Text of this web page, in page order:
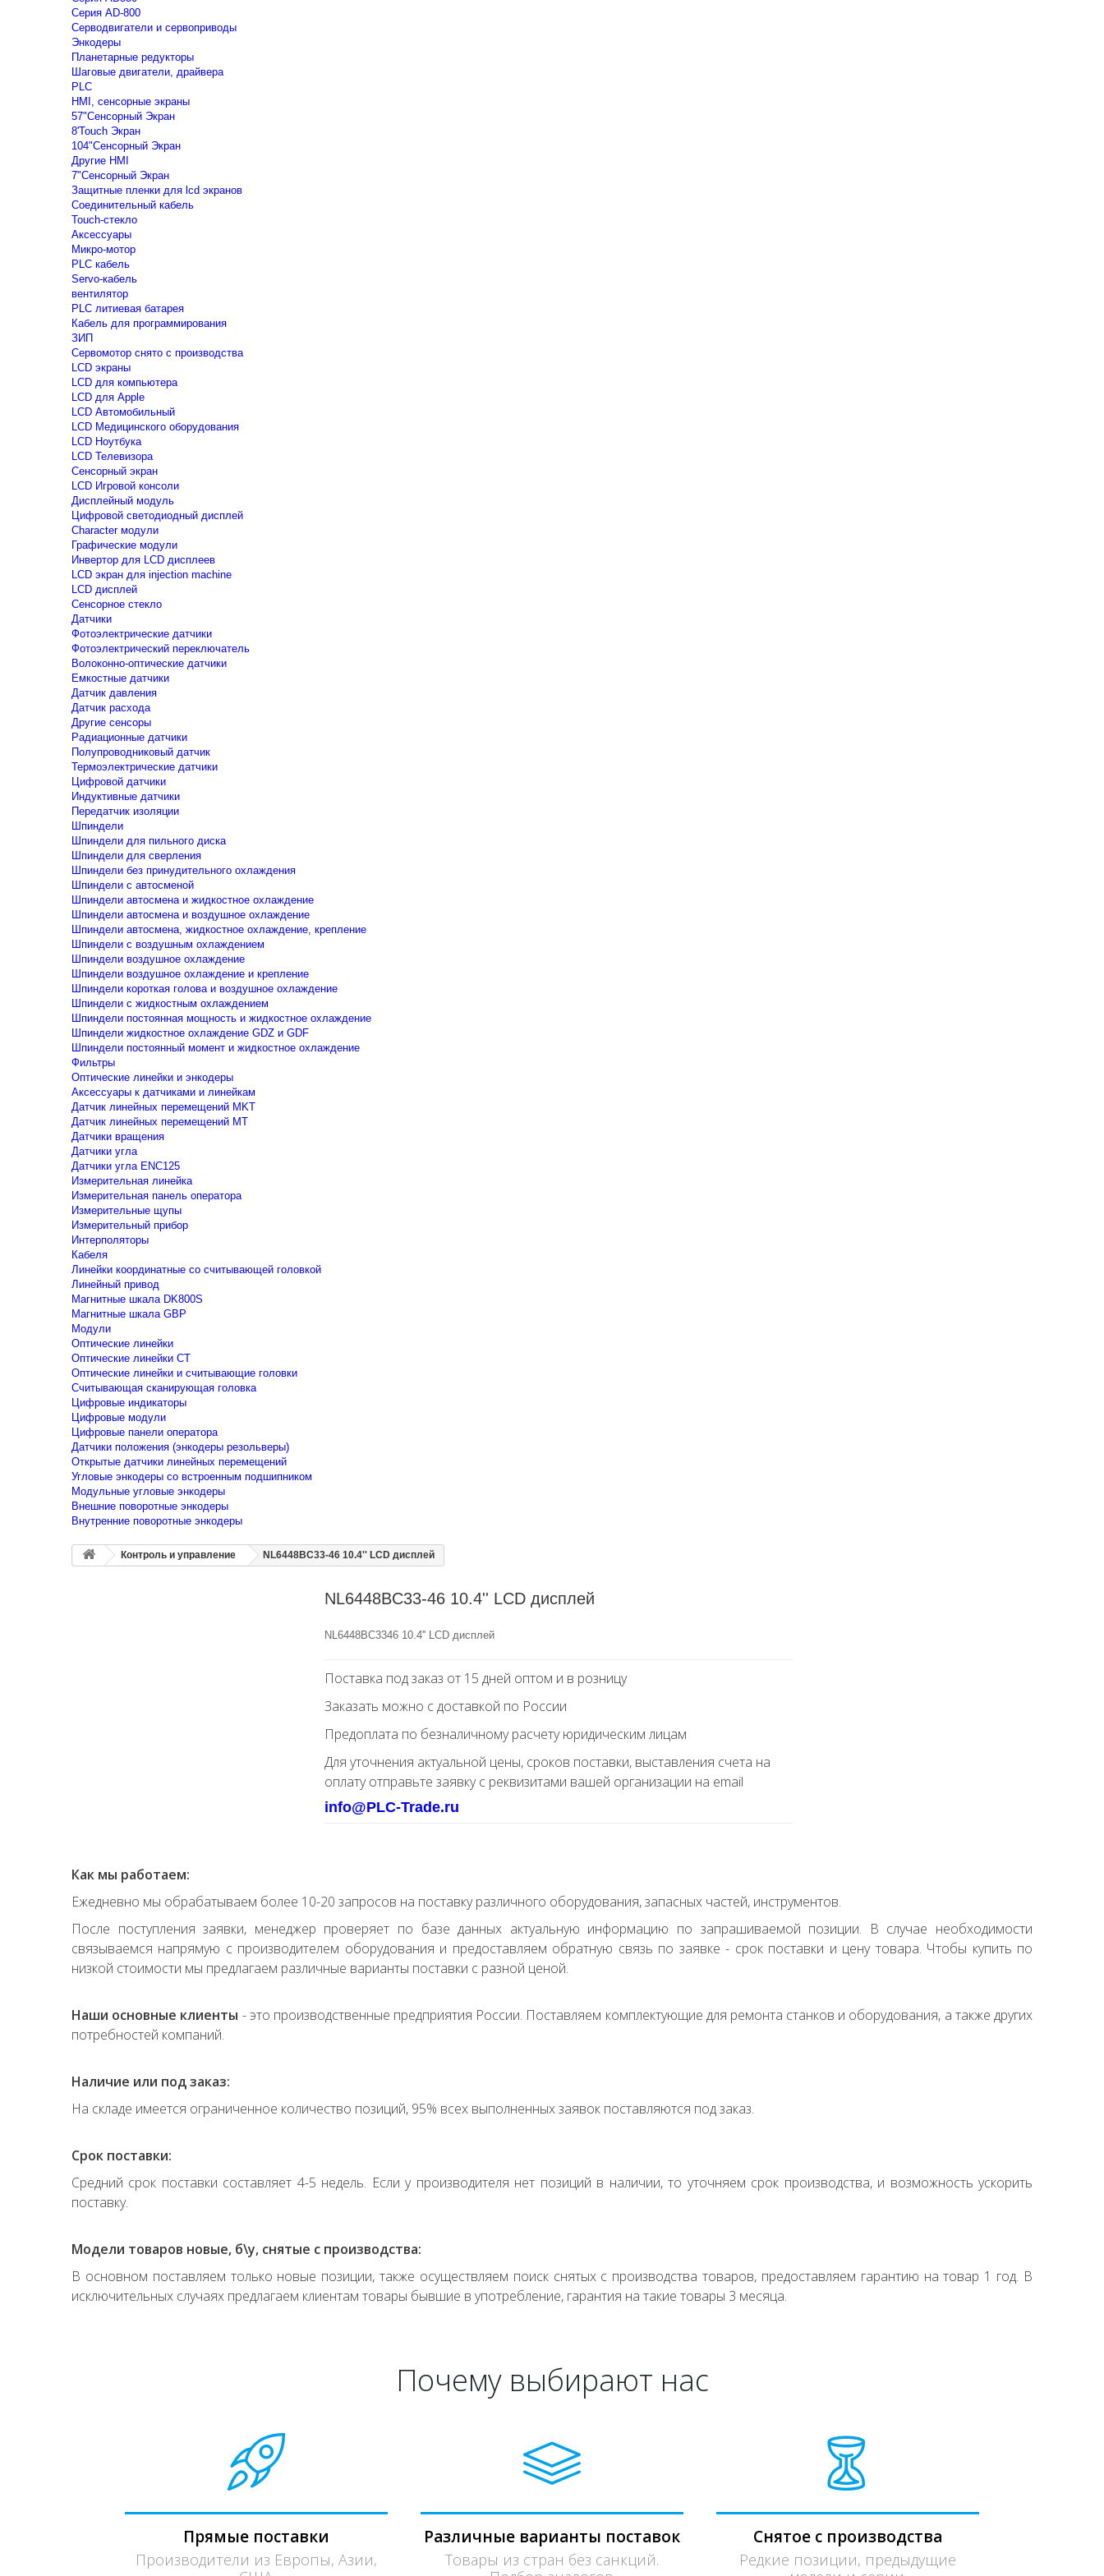
Серия AD-800
Серводвигатели и сервоприводы
Энкодеры
Планетарные редукторы
Шаговые двигатели, драйвера
PLC
HMI, сенсорные экраны
57"Сенсорный Экран
8'Touch Экран
104"Сенсорный Экран
Другие HMI
7"Сенсорный Экран
Защитные пленки для lcd экранов
Соединительный кабель
Touch-стекло
Аксессуары
Микро-мотор
PLC кабель
Servo-кабель
вентилятор
PLC литиевая батарея
Кабель для программирования
ЗИП
Сервомотор снято с производства
LCD экраны
LCD для компьютера
LCD для Apple
LCD Автомобильный
LCD Медицинского оборудования
LCD Ноутбука
LCD Телевизора
Сенсорный экран
LCD Игровой консоли
Дисплейный модуль
Цифровой светодиодный дисплей
Сharacter модули
Графические модули
Инвертор для LCD дисплеев
LCD экран для injection machine
LCD дисплей
Сенсорное стекло
Датчики
Фотоэлектрические датчики
Фотоэлектрический переключатель
Волоконно-оптические датчики
Емкостные датчики
Датчик давления
Датчик расхода
Другие сенсоры
Радиационные датчики
Полупроводниковый датчик
Термоэлектрические датчики
Цифровой датчики
Индуктивные датчики
Передатчик изоляции
Шпиндели
Шпиндели для пильного диска
Шпиндели для сверления
Шпиндели без принудительного охлаждения
Шпиндели с автосменой
Шпиндели автосмена и жидкостное охлаждение
Шпиндели автосмена и воздушное охлаждение
Шпиндели автосмена, жидкостное охлаждение, крепление
Шпиндели с воздушным охлаждением
Шпиндели воздушное охлаждение
Шпиндели воздушное охлаждение и крепление
Шпиндели короткая голова и воздушное охлаждение
Шпиндели с жидкостным охлаждением
Шпиндели постоянная мощность и жидкостное охлаждение
Шпиндели жидкостное охлаждение GDZ и GDF
Шпиндели постоянный момент и жидкостное охлаждение
Фильтры
Оптические линейки и энкодеры
Аксессуары к датчиками и линейкам
Датчик линейных перемещений MKT
Датчик линейных перемещений MT
Датчики вращения
Датчики угла
Датчики угла ENC125
Измерительная линейка
Измерительная панель оператора
Измерительные щупы
Измерительный прибор
Интерполяторы
Кабеля
Линейки координатные со считывающей головкой
Линейный привод
Магнитные шкала DK800S
Магнитные шкала GBP
Модули
Оптические линейки
Оптические линейки CT
Оптические линейки и считывающие головки
Считывающая сканирующая головка
Цифровые индикаторы
Цифровые модули
Цифровые панели оператора
Датчики положения (энкодеры резольверы)
Открытые датчики линейных перемещений
Угловые энкодеры со встроенным подшипником
Модульные угловые энкодеры
Внешние поворотные энкодеры
Внутренние поворотные энкодеры
Контроль и управление NL6448BC33-46 10.4'' LCD дисплей
NL6448BC33-46 10.4'' LCD дисплей
NL6448BC3346 10.4'' LCD дисплей
Поставка под заказ от 15 дней оптом и в розницу
Заказать можно с доставкой по России
Предоплата по безналичному расчету юридическим лицам
Для уточнения актуальной цены, сроков поставки, выставления счета на
оплату отправьте заявку с реквизитами вашей организации на email
info@PLC-Trade.ru
Как мы работаем:
Ежедневно мы обрабатываем более 10-20 запросов на поставку различного оборудования, запасных частей, инструментов.
После поступления заявки, менеджер проверяет по базе данных актуальную информацию по запрашиваемой позиции. В случае необходимости
связываемся напрямую с производителем оборудования и предоставляем обратную связь по заявке - срок поставки и цену товара. Чтобы купить по
низкой стоимости мы предлагаем различные варианты поставки с разной ценой.
Наши основные клиенты - это производственные предприятия России. Поставляем комплектующие для ремонта станков и оборудования, а также других
потребностей компаний.
Наличие или под заказ:
На складе имеется ограниченное количество позиций, 95% всех выполненных заявок поставляются под заказ.
Срок поставки:
Средний срок поставки составляет 4-5 недель. Если у производителя нет позиций в наличии, то уточняем срок производства, и возможность ускорить
поставку.
Модели товаров новые, б\у, снятые с производства:
В основном поставляем только новые позиции, также осуществляем поиск снятых с производства товаров, предоставляем гарантию на товар 1 год. В
исключительных случаях предлагаем клиентам товары бывшие в употребление, гарантия на такие товары 3 месяца.
Почему выбирают нас
Прямые поставки
Производители из Европы, Азии,
Различные варианты поставок
Товары из стран без санкций.
Снятое с производства
Редкие позиции, предыдущие